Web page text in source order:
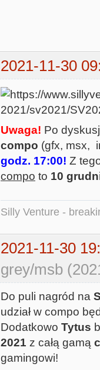
2021-11-30
Uwaga! Po
compo (gfx, msx,
godz. 17:00! Z
compo to 10
Silly Venture -
2021-11-30
grey/msb
Do puli nagród na
udział w compo
Dodatkowo Tytus
2021 z całą gamą
gamingowi!